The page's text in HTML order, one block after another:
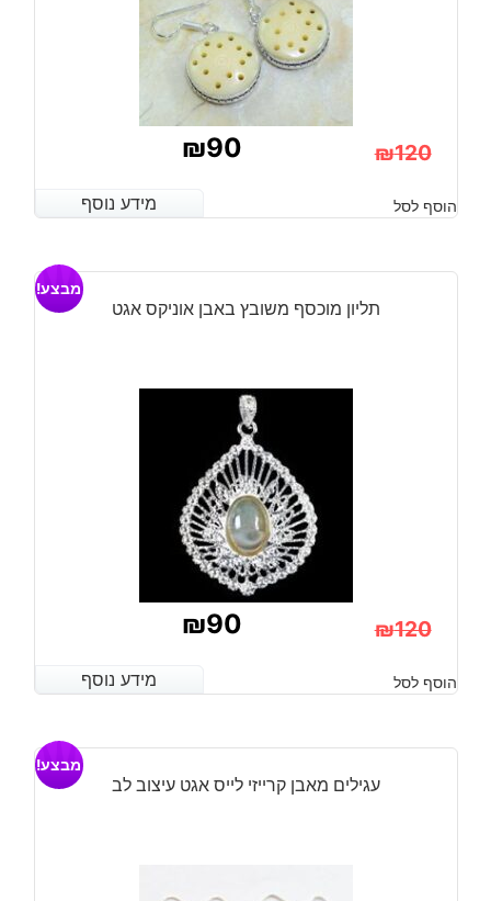
₪120
המקורי
היה:
₪120.
₪90
הנוכחי
הוא:
₪90.
מידע נוסף הוסף לסל מידע נוסף
תליון מוכסף משובץ באבן אוניקס אגט
מבצע!
₪120
המקורי
היה:
₪120.
₪90
הנוכחי
הוא:
₪90.
מידע נוסף הוסף לסל מידע נוסף
עגילים מאבן קרייזי לייס אגט עיצוב לב
מבצע!